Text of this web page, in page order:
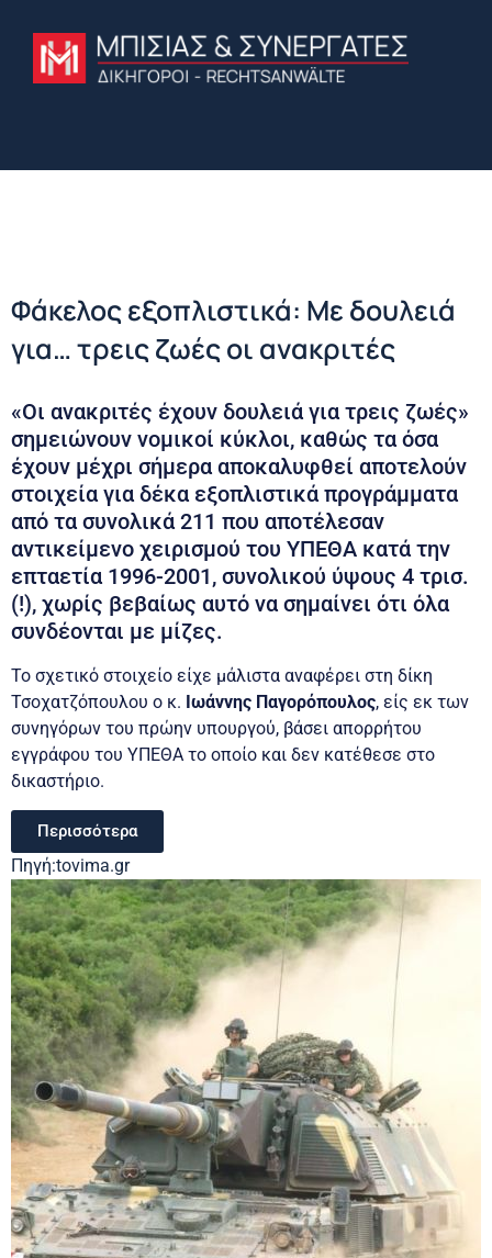
Φάκελος εξοπλιστικά: Με δουλειά
για… τρεις ζωές οι ανακριτές
«Οι ανακριτές έχουν δουλειά για τρεις ζωές»
σημειώνουν νομικοί κύκλοι, καθώς τα όσα
έχουν μέχρι σήμερα αποκαλυφθεί αποτελούν
στοιχεία για δέκα εξοπλιστικά προγράμματα
από τα συνολικά 211 που αποτέλεσαν
αντικείμενο χειρισμού του ΥΠΕΘΑ κατά την
επταετία 1996-2001, συνολικού ύψους 4 τρισ.
(!), χωρίς βεβαίως αυτό να σημαίνει ότι όλα
συνδέονται με μίζες.
Το σχετικό στοιχείο είχε μάλιστα αναφέρει στη δίκη
Τσοχατζόπουλου ο κ. Ιωάννης Παγορόπουλος, είς εκ των
συνηγόρων του πρώην υπουργού, βάσει απορρήτου
εγγράφου του ΥΠΕΘΑ το οποίο και δεν κατέθεσε στο
δικαστήριο.
Περισσότερα
Πηγή:tovima.gr